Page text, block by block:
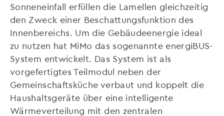
Sonneneinfall erfüllen die Lamellen gleichzeitig
den Zweck einer Beschattungsfunktion des
Innenbereichs. Um die Gebäudeenergie ideal
zu nutzen hat MiMo das sogenannte energiBUS-
System entwickelt. Das System ist als
vorgefertigtes Teilmodul neben der
Gemeinschaftsküche verbaut und koppelt die
Haushaltsgeräte über eine intelligente
Wärmeverteilung mit den zentralen